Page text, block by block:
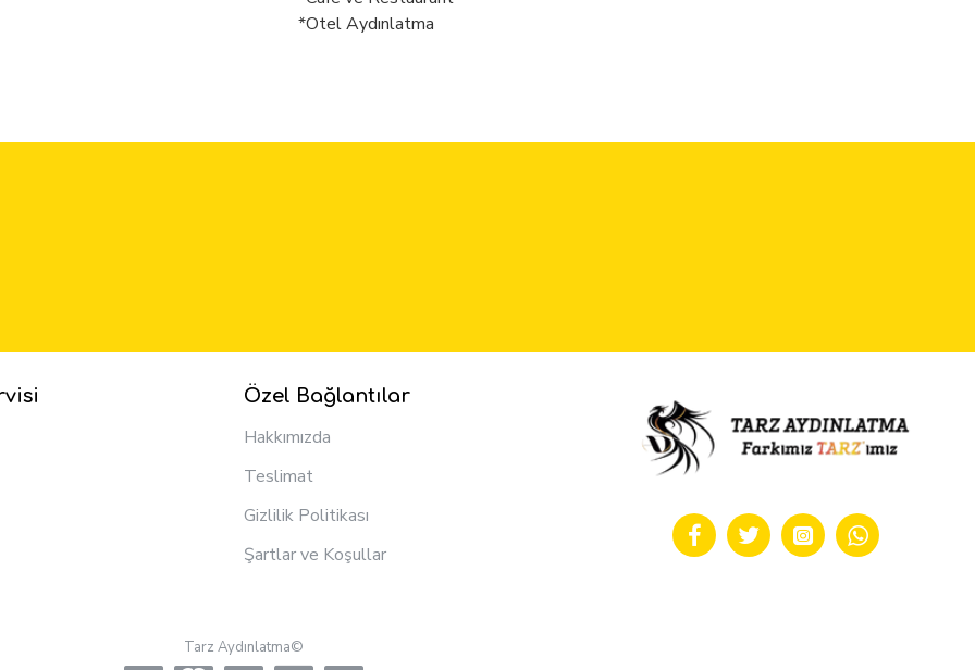
*Otel Aydınlatma
Özel Bağlantılar
Hakkımızda
Teslimat
Gizlilik Politikası
Şartlar ve Koşullar
Tarz Aydınlatma©